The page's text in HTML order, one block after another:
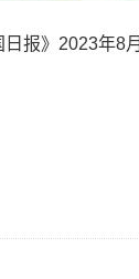
报》2023年8